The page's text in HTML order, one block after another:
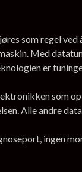
som regel ved
Med
er
som
Alle andre
ingen